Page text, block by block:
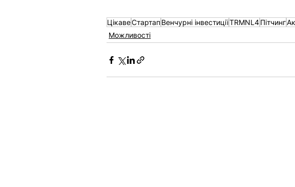
ЦікавеСтартап Венчурні інвестиціїTRMNL4Пітчинг
Можливості